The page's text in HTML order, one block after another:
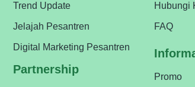
Trend Update
Jelajah Pesantren
Digital Marketing Pesantren
Partnership
Hubungi
FAQ
Promo